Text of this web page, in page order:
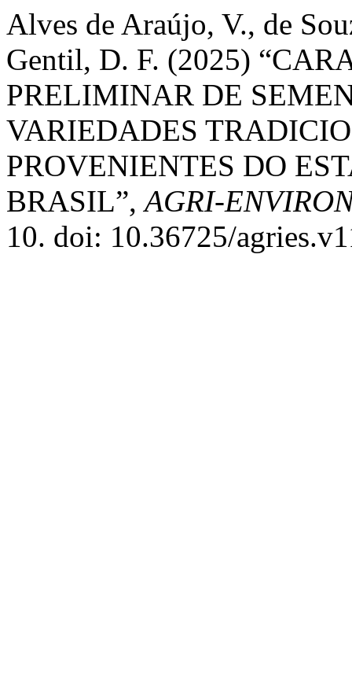
Alves de Araújo, V., de
Gentil, D. F. (2025)
PRELIMINAR DE
VARIEDADES
PROVENIENTES DO
BRASIL”,AGRI-
10. doi: 10.36725/